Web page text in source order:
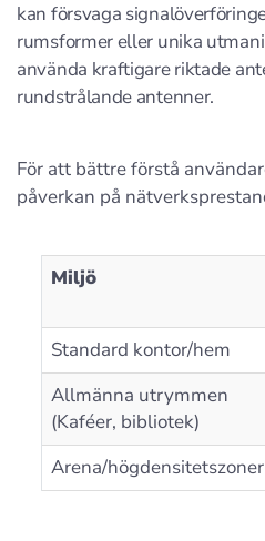
kan försvaga
rumsformer eller unika
använda kraftigare riktade
rundstrålande antenner.
För att bättre förstå
påverkan på
Miljö
Standard kontor/hem
Allmänna utrymmen
(Kaféer, bibliotek)
Arena/högdensitetszoner